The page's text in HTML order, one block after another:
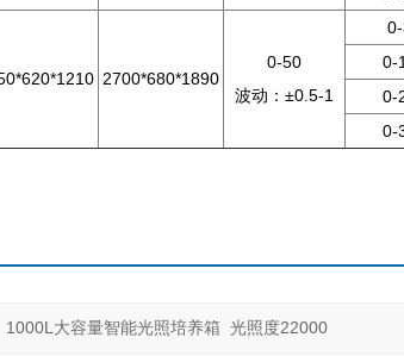
2700*680*1890
0-50
波动：±0.5-1
0-
0-
0-